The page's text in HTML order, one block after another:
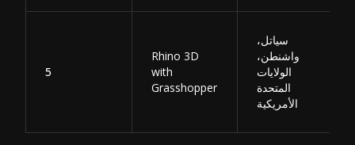
5
Rhino 3D
with
Grasshopper
سياتل،
واشنطن،
الولايات
المتحدة
الأمريكية